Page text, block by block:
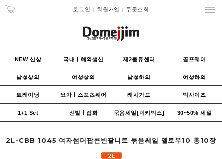
로그인 회원가입 주문조회
NEW 신상 국내ㅣ해외생산 제2물류센터 골프웨어
남성상의 여성상의 남성하의 여성하의
트레이닝 요가ㅣ스포츠웨어 래시가드 빅사이즈
1+1 Set 신발ㅣ잡화 묶음세일[럭키박스] 30~50% 세일
2L-CBB 1045 여자썸머팝콘반팔니트 묶음쎄일 옐로우10 총10장